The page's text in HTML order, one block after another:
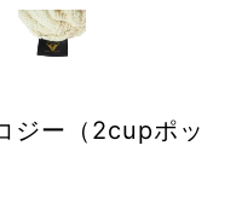
ジー（2cupポッ